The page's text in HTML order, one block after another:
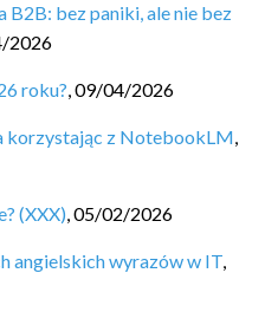
B2B: bez paniki, ale nie bez
2026
roku?,09/04/2026
korzystając z NotebookLM,
(XXX),05/02/2026
angielskich wyrazów w IT,